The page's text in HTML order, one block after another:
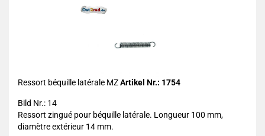
Ressort béquille latérale MZArtikel Nr.: 1754
Bild Nr.: 14
Ressort zingué pour béquille latérale. Longueur 100 mm,
diamètre extérieur 14 mm.